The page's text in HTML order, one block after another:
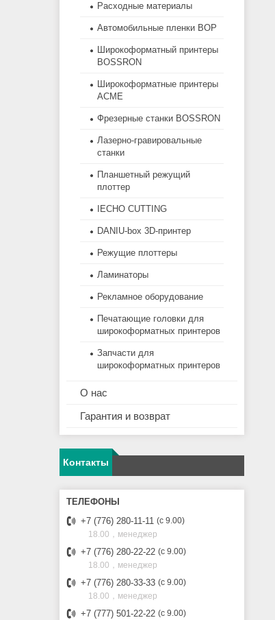
Расходные материалы
Автомобильные пленки BOP
Широкоформатный принтеры
BOSSRON
Широкоформатные принтеры
ACME
Фрезерные станки BOSSRON
Лазерно-гравировальные
станки
Планшетный режущий
плоттер
IECHO CUTTING
DANIU-box 3D-принтер
Режущие плоттеры
Ламинаторы
Рекламное оборудование
Печатающие головки для
широкоформатных принтеров
Запчасти для
широкоформатных принтеров
О нас
Гарантия и возврат
Контакты
+7 (776) 280-11-11 с 9.00
18.00，менеджер
+7 (776) 280-22-22 с 9.00
18.00，менеджер
+7 (776) 280-33-33 с 9.00
18.00，менеджер
+7 (777) 501-22-22 с 9.00